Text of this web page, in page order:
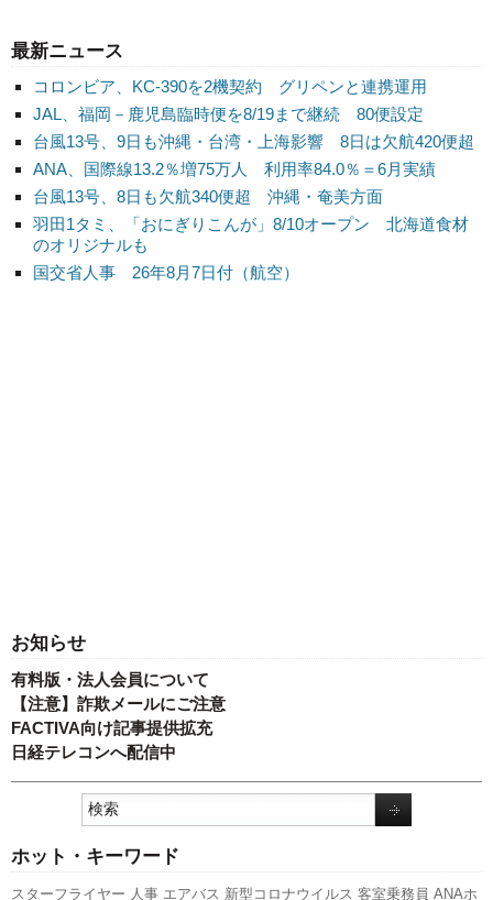
最新ニュース
コロンビア、KC-390を2機契約 グリペンと連携運用
JAL、福岡－鹿児島臨時便を8/19まで継続 80便設定
台風13号、9日も沖縄・台湾・上海影響 8日は欠航420便超
ANA、国際線13.2％増75万人 利用率84.0％＝6月実績
台風13号、8日も欠航340便超 沖縄・奄美方面
羽田1タミ、「おにぎりこんが」8/10オープン 北海道食材
のオリジナルも
国交省人事 26年8月7日付（航空）
お知らせ
有料版・法人会員について
【注意】詐欺メールにご注意
FACTIVA向け記事提供拡充
日経テレコンへ配信中
ホット・キーワード
スターフライヤー 人事 エアバス 新型コロナウイルス 客室乗務員 ANAホ